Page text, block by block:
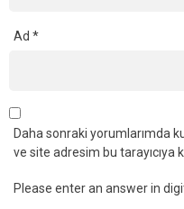
Ad *
Daha sonraki yorumlarımda
ve site adresim bu tarayıcıya
Please enter an answer in